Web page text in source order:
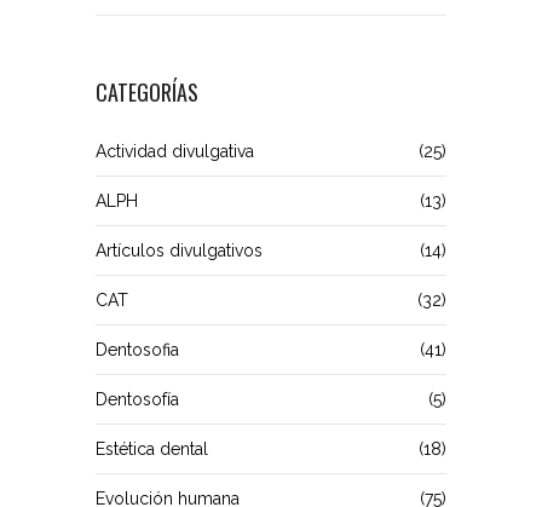
CATEGORÍAS
Actividad divulgativa (25)
ALPH (13)
Artículos divulgativos (14)
CAT (32)
Dentosofia (41)
Dentosofía (5)
Estética dental (18)
Evolución humana (75)